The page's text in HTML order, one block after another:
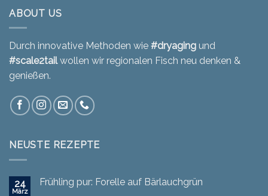
ABOUT US
Durch innovative Methoden wie #dryaging und
#scale2tailwollen wir regionalen Fisch neu denken &
genießen.
NEUSTE REZEPTE
24
März
Frühling pur: Forelle auf Bärlauchgrün